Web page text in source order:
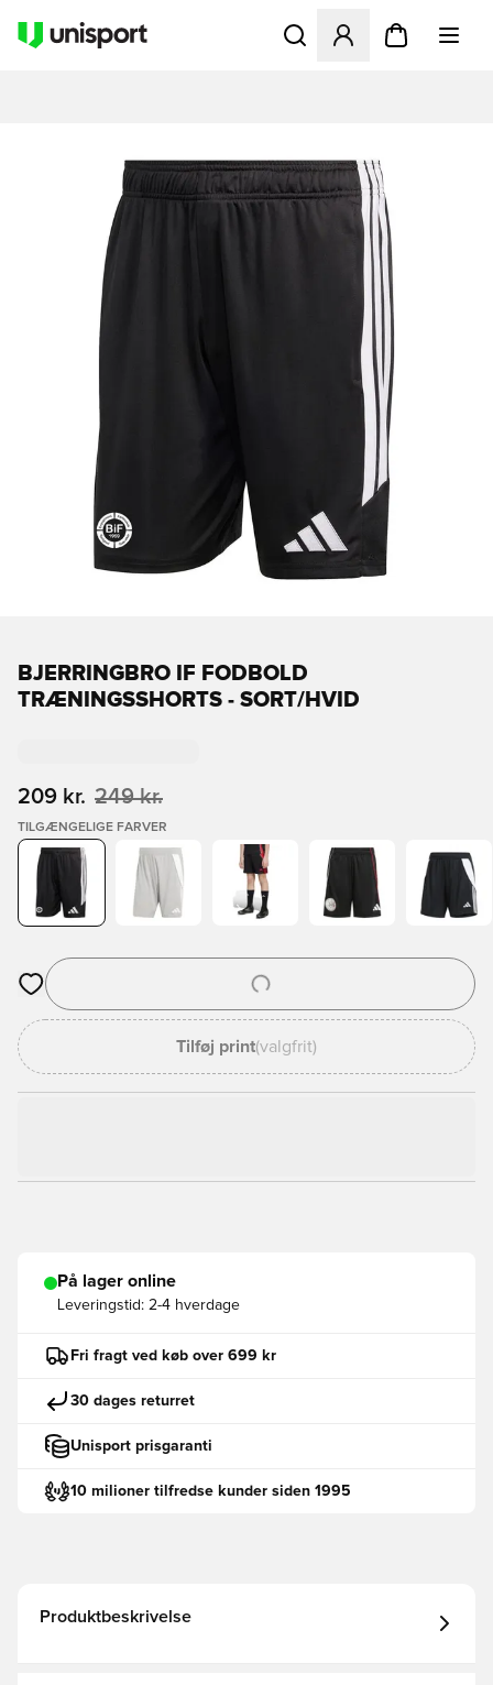
Åbner en Modal til at
BJERRINGBRO IF FODBOLD
TRÆNINGSSHORTS - SORT/HVID
209 kr. 249 kr.
TILGÆNGELIGE FARVER
Åbner en Modal til at logge ind eller tilmelde dig som medlem
Tilføj print(valgfrit)
På lager online
Leveringstid: 2-4 hverdage
Fri fragt ved køb over 699 kr
30 dages returret
Unisport prisgaranti
10 milioner tilfredse kunder siden 1995
Produktbeskrivelse